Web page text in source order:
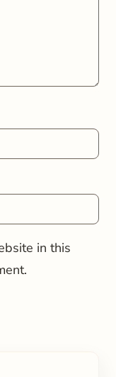
in this